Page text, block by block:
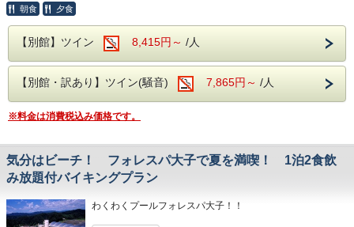
全5種類‼
【天の川ゼリー】 爽やかなブルーなゼリーに可
愛い星を
散りばめたぷるんとしたゼリ
アに！
さらに！すいかとオレンジを
トッピング！
ホイップクリームを添えて夏
朝食 夕食
【別館】ツイン 8,415円～ /人
【別館・訳あり】ツイン(騒音) 7,865円～ /人
※料金は消費税込み価格です。
気分はビーチ！ フォレスパ大子で夏を満喫！ 1泊2食飲
み放題付バイキングプラン
わくわくプールフォレスパ大子！！